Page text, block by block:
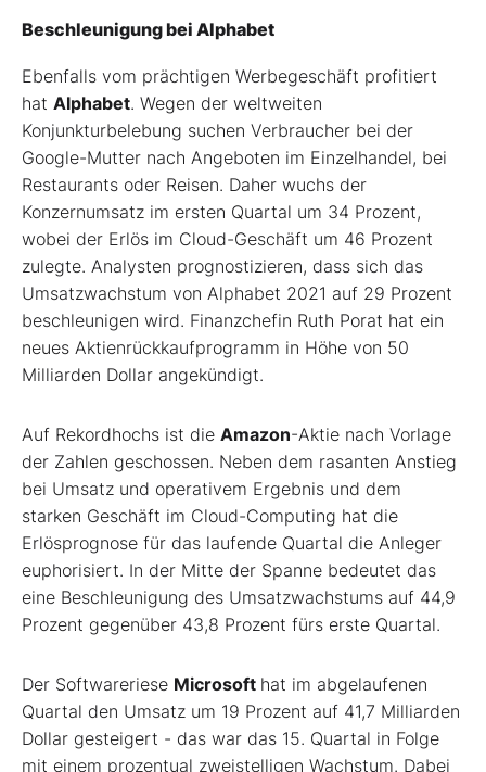
Beschleunigung bei Alphabet
Ebenfalls vom prächtigen Werbegeschäft profitiert
hat Alphabet. Wegen der weltweiten
Konjunkturbelebung suchen Verbraucher bei der
Google-Mutter nach Angeboten im Einzelhandel, bei
Restaurants oder Reisen. Daher wuchs der
Konzernumsatz im ersten Quartal um 34 Prozent,
wobei der Erlös im Cloud-Geschäft um 46 Prozent
zulegte. Analysten prognostizieren, dass sich das
Umsatzwachstum von Alphabet 2021 auf 29 Prozent
beschleunigen wird. Finanzchefin Ruth Porat hat ein
neues Aktienrückkaufprogramm in Höhe von 50
Milliarden Dollar angekündigt.
Auf Rekordhochs ist die Amazon-Aktie nach Vorlage
der Zahlen geschossen. Neben dem rasanten Anstieg
bei Umsatz und operativem Ergebnis und dem
starken Geschäft im Cloud-Computing hat die
Erlösprognose für das laufende Quartal die Anleger
euphorisiert. In der Mitte der Spanne bedeutet das
eine Beschleunigung des Umsatzwachstums auf 44,9
Prozent gegenüber 43,8 Prozent fürs erste Quartal.
Der Softwareriese Microsoft hat im abgelaufenen
Quartal den Umsatz um 19 Prozent auf 41,7 Milliarden
Dollar gesteigert - das war das 15. Quartal in Folge
mit einem prozentual zweistelligen Wachstum. Dabei